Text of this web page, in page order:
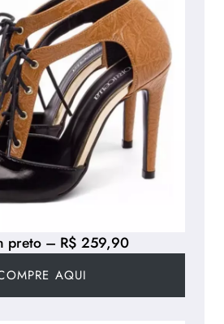
preto – R$ 259,90
AQUI